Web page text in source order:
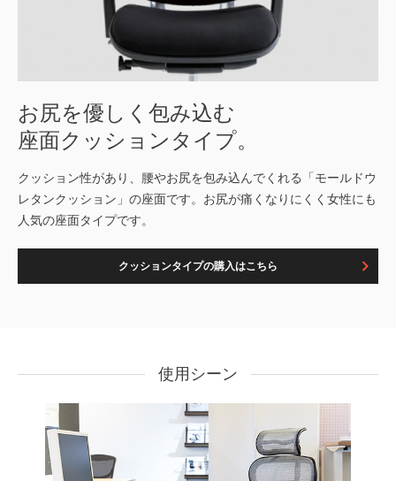
お尻を優しく包み込む
座面クッションタイプ。
クッション性があり、腰やお尻を包み込んでくれる「モールドウ
レタンクッション」の座面です。お尻が痛くなりにくく女性にも
人気の座面タイプです。
クッションタイプの購入はこちら
使用シーン